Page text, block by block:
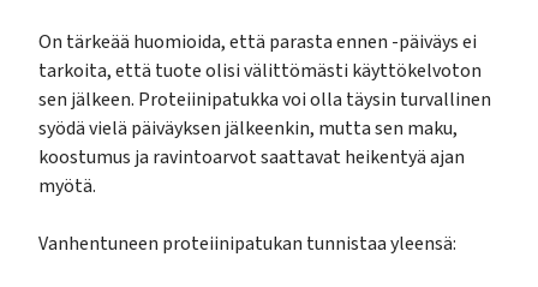
On tärkeää huomioida, että parasta ennen -päiväys ei
tarkoita, että tuote olisi välittömästi käyttökelvoton
sen jälkeen. Proteiinipatukka voi olla täysin turvallinen
syödä vielä päiväyksen jälkeenkin, mutta sen maku,
koostumus ja ravintoarvot saattavat heikentyä ajan
myötä.
Vanhentuneen proteiinipatukan tunnistaa yleensä: